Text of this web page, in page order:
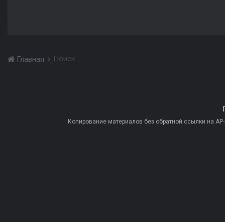
Главная Поиск
Копирование материалов без обратной ссылки на